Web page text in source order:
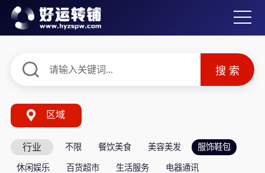
区域
行业 不限 餐饮美食 美容美发 服饰鞋包
休闲娱乐 百货超市 生活服务 电器通讯